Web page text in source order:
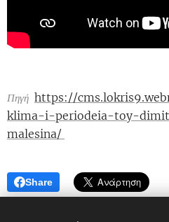
Πηγή https://
klima-i-periodeia-toy-
malesina/
Share